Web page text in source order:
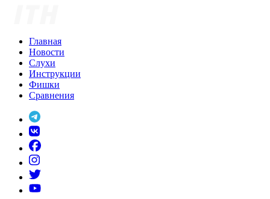
Главная
Новости
Слухи
Инструкции
Фишки
Сравнения